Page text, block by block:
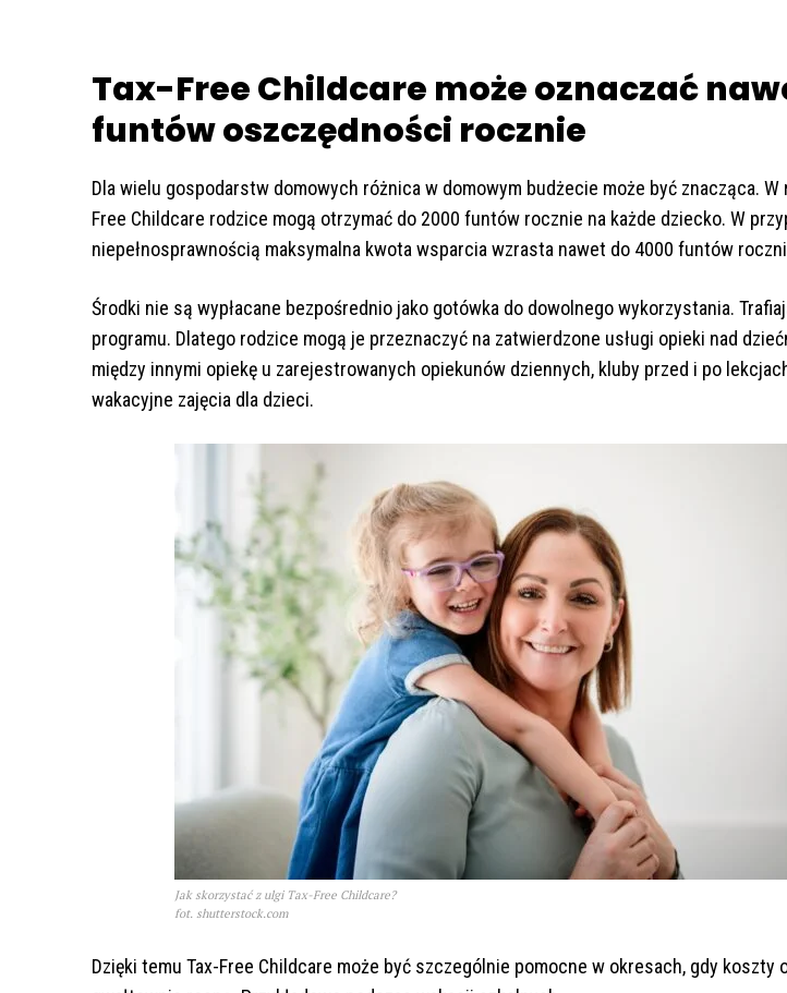
Tax-Free Childcare może oznaczać
funtów oszczędności rocznie
Dla wielu gospodarstw domowych różnica w domowym budżecie może być znacząca. W
Free Childcare rodzice mogą otrzymać do 2000 funtów rocznie na każde dziecko. W
niepełnosprawnością maksymalna kwota wsparcia wzrasta nawet do 4000 funtów
Środki nie są wypłacane bezpośrednio jako gotówka do dowolnego wykorzystania.
programu. Dlatego rodzice mogą je przeznaczyć na zatwierdzone usługi opieki nad
między innymi opiekę u zarejestrowanych opiekunów dziennych, kluby przed i po
wakacyjne zajęcia dla dzieci.
Jak skorzystać z ulgi Tax-Free Childcare?
fot. shutterstock.com
Dzięki temu Tax-Free Childcare może być szczególnie pomocne w okresach, gdy koszty